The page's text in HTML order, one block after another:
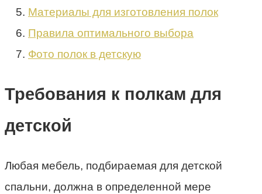
Материалы для изготовления полок
Правила оптимального выбора
Фото полок в детскую
Требования к полкам для
детской
Любая мебель, подбираемая для детской
спальни, должна в определенной мере